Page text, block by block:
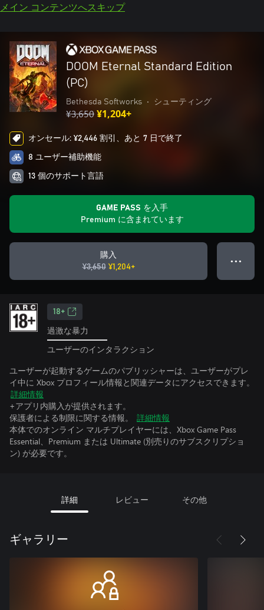
メイン コンテンツへスキップ
DOOM Eternal Standard Edition
(PC)
Bethesda Softworks • シューティング
¥3,650¥1,204+
オンセール: ¥2,446 割引、あと 7 日で終了
8 ユーザー補助機能
13 個のサポート言語
GAME PASS を入手
Premium に含まれています
購入
¥3,650 ¥1,204+
● ● ●
18+
過激な暴力
ユーザーのインタラクション
ユーザーが起動するゲームのパブリッシャーは、ユーザーがプレ
イ中に Xbox プロフィール情報と関連データにアクセスできます。
詳細情報
+アプリ内購入が提供されます。
保護者による制限に関する情報。
詳細情報
本体でのオンライン マルチプレイヤーには、Xbox Game Pass
Essential、Premium または Ultimate (別売りのサブスクリプショ
ン) が必要です。
詳細 レビュー その他
ギャラリー